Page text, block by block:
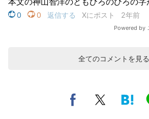
全てのコメントを見る